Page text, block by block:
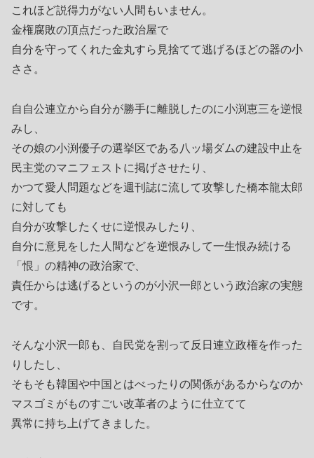
これほど説得力がない人間もいません。
金権腐敗の頂点だった政治屋で
自分を守ってくれた金丸すら見捨てて逃げるほどの器の小
ささ。
自自公連立から自分が勝手に離脱したのに小渕恵三を逆恨
みし、
その娘の小渕優子の選挙区である八ッ場ダムの建設中止を
民主党のマニフェストに掲げさせたり、
かつて愛人問題などを週刊誌に流して攻撃した橋本龍太郎
に対しても
自分が攻撃したくせに逆恨みしたり、
自分に意見をした人間などを逆恨みして一生恨み続ける
「恨」の精神の政治家で、
責任からは逃げるというのが小沢一郎という政治家の実態
です。
そんな小沢一郎も、自民党を割って反日連立政権を作った
りしたし、
そもそも韓国や中国とはべったりの関係があるからなのか
マスゴミがものすごい改革者のように仕立てて
異常に持ち上げてきました。